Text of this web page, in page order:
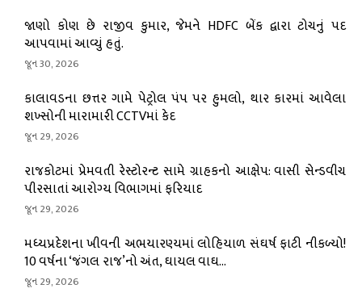
જાણો કોણ છે રાજીવ કુમાર, જેમને HDFC બેંક દ્વારા ટોચનું પદ
આપવામાં આવ્યું હતું.
જૂન 30, 2026
કાલાવડના છત્તર ગામે પેટ્રોલ પંપ પર હુમલો, થાર કારમાં આવેલા
શખ્સોની મારામારી CCTVમાં કેદ
જૂન 29, 2026
રાજકોટમાં પ્રેમવતી રેસ્ટોરન્ટ સામે ગ્રાહકનો આક્ષેપ: વાસી સેન્ડવીચ
પીરસાતાં આરોગ્ય વિભાગમાં ફરિયાદ
જૂન 29, 2026
મધ્યપ્રદેશના ખીવની અભયારણ્યમાં લોહિયાળ સંઘર્ષ ફાટી નીકળ્યો!
10 વર્ષના ‘જંગલ રાજ’નો અંત, ઘાયલ વાઘ...
જૂન 29, 2026